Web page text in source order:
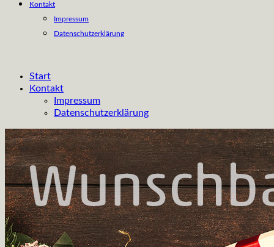
Kontakt
Impressum
Datenschutzerklärung
Start
Kontakt
Impressum
Datenschutzerklärung